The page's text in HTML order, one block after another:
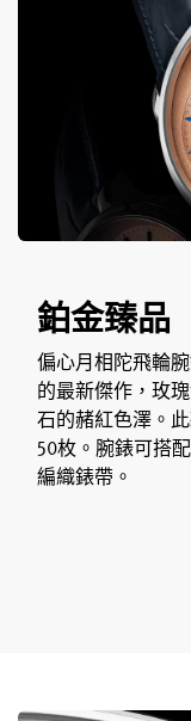
鉑金臻品
偏心月相陀飛輪
的最新傑作，玫
石的赭紅色澤。
50枚。腕錶可搭
編織錶帶。